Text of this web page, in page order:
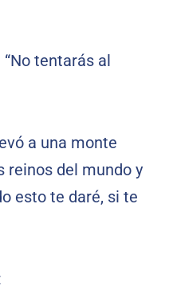
tentarás al
a una monte
reinos del mundo y
esto te daré, si te